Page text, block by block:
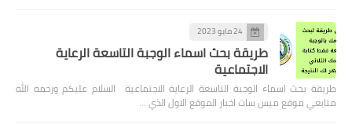
24 مايو 2023
طريقة بحث اسماء الوجبة التاسعة الرعاية
الاجتماعية
طريقة بحث اسماء الوجبة التاسعة الرعاية الاجتماعية السلام عليكم ورحمه الله
متابعي موقع ميس سات اخبار الموقع الاول الذي …